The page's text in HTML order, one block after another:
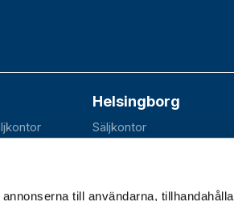
till användarna, tillhandahålla
Helsingborg
Säljkontor